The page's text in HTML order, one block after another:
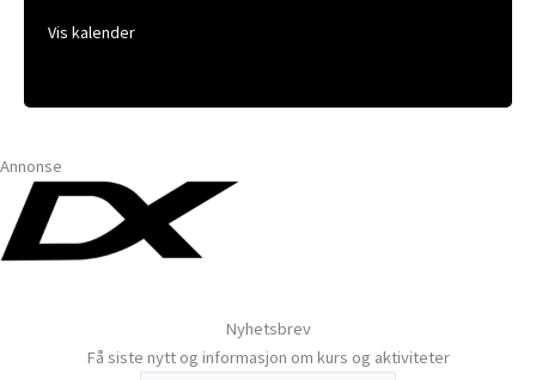
Vis kalender
Annonse
Nyhetsbrev
Få siste nytt og informasjon om kurs og aktiviteter